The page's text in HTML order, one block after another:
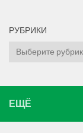
РУБРИКИ
Рубрики
ЕЩЁ